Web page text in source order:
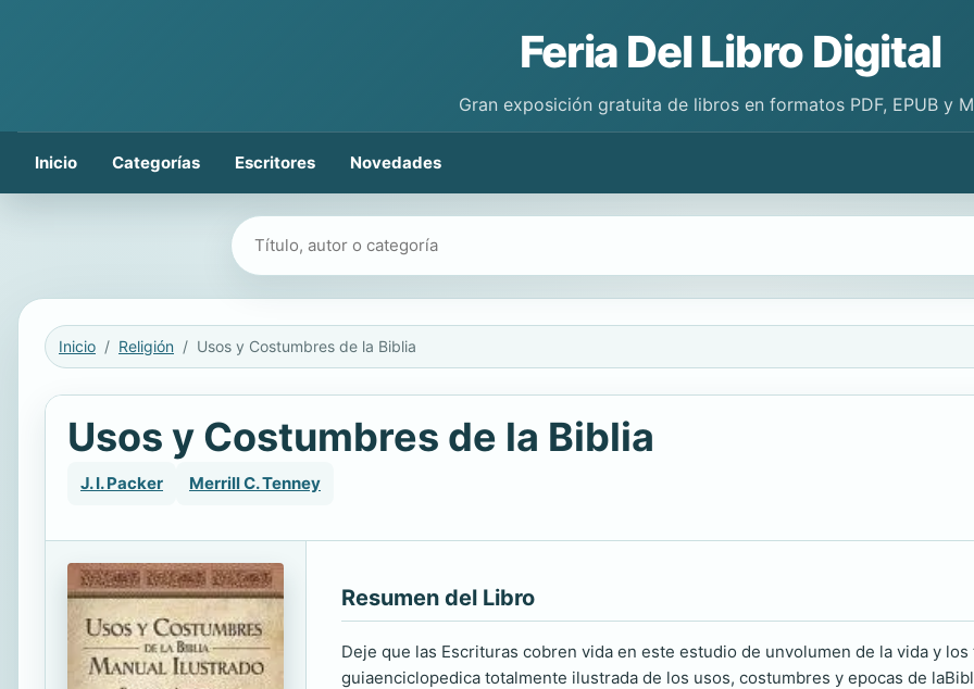
Feria Del Libro Digital
Gran exposición gratuita de libros en formatos PDF, EPUB y
Inicio Categorías Escritores Novedades
Buscar libros
Inicio Religión Usos y Costumbres de la Biblia
Usos y Costumbres de la Biblia
J. I. Packer Merrill C. Tenney
Resumen del Libro
Deje que las Escrituras cobren vida en este estudio de unvolumen de la vida y
guiaenciclopedica totalmente ilustrada de los usos, costumbres y epocas de